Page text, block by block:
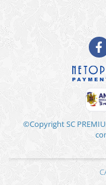
©Copyright SC